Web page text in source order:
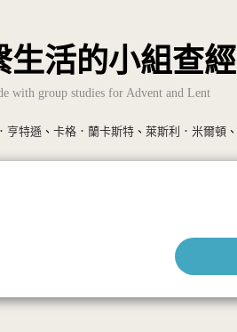
生活的小組查經
with group studies for Advent and Lent
亨特遜 、 卡格．蘭卡斯特 、 萊斯利．米爾頓 、